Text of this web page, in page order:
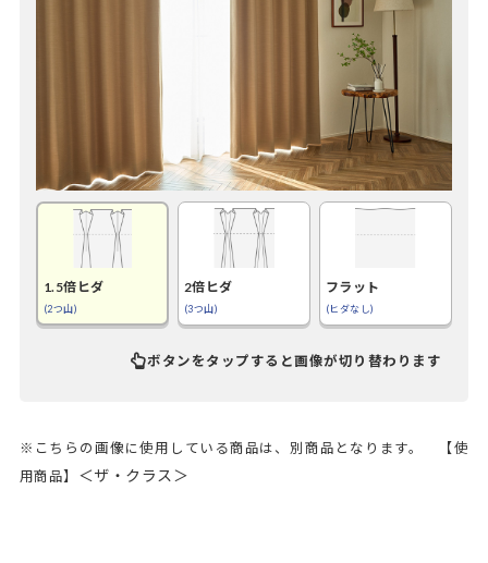
1.5倍ヒダ
(2つ山)
2倍ヒダ
(3つ山)
フラット
(ヒダなし)
ボタンをタップすると画像が切り替わります
※こちらの画像に使用している商品は、別商品となります。 【使
用商品】 ＜ザ・クラス＞